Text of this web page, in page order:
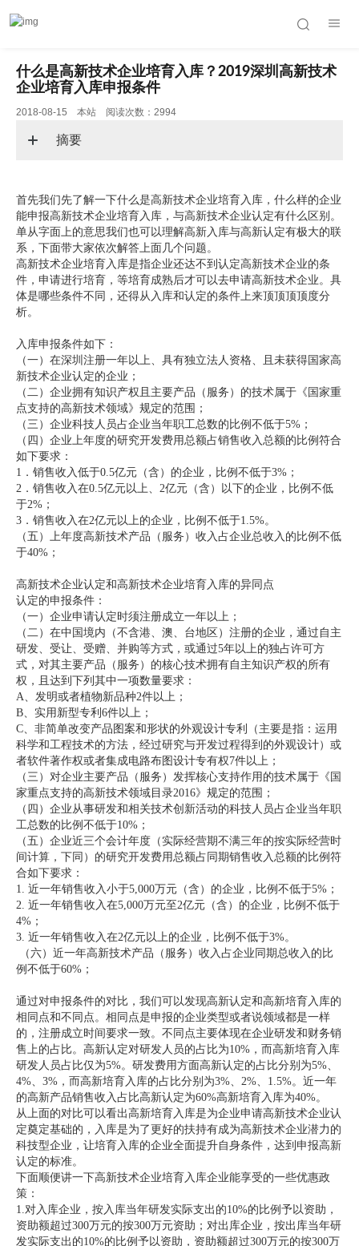
什么是高新技术企业培育入库？2019深圳高新技术
企业培育入库申报条件
2018-08-15 本站 阅读次数：2994
摘要
首先我们先了解一下什么是高新技术企业培育入库，什么样的企业
能申报高新技术企业培育入库，与高新技术企业认定有什么区别。
单从字面上的意思我们也可以理解高新入库与高新认定有极大的联
系，下面带大家依次解答上面几个问题。
高新技术企业培育入库是指企业还达不到认定高新技术企业的条
件，申请进行培育，等培育成熟后才可以去申请高新技术企业。具
体是哪些条件不同，还得从入库和认定的条件上来顶顶顶顶度分
析。
入库申报条件如下：
（一）在深圳注册一年以上、具有独立法人资格、且未获得国家高
新技术企业认定的企业；
（二）企业拥有知识产权且主要产品（服务）的技术属于《国家重
点支持的高新技术领域》规定的范围；
（三）企业科技人员占企业当年职工总数的比例不低于5%；
（四）企业上年度的研究开发费用总额占销售收入总额的比例符合
如下要求：
1．销售收入低于0.5亿元（含）的企业，比例不低于3%；
2．销售收入在0.5亿元以上、2亿元（含）以下的企业，比例不低
于2%；
3．销售收入在2亿元以上的企业，比例不低于1.5%。
（五）上年度高新技术产品（服务）收入占企业总收入的比例不低
于40%；
高新技术企业认定和高新技术企业培育入库的异同点
认定的申报条件：
（一）企业申请认定时须注册成立一年以上；
（二）在中国境内（不含港、澳、台地区）注册的企业，通过自主
研发、受让、受赠、并购等方式，或通过5年以上的独占许可方
式，对其主要产品（服务）的核心技术拥有自主知识产权的所有
权，且达到下列其中一项数量要求：
A、发明或者植物新品种2件以上；
B、实用新型专利6件以上；
C、非简单改变产品图案和形状的外观设计专利（主要是指：运用
科学和工程技术的方法，经过研究与开发过程得到的外观设计）或
者软件著作权或者集成电路布图设计专有权7件以上；
（三）对企业主要产品（服务）发挥核心支持作用的技术属于《国
家重点支持的高新技术领域目录2016》规定的范围；
（四）企业从事研发和相关技术创新活动的科技人员占企业当年职
工总数的比例不低于10%；
（五）企业近三个会计年度（实际经营期不满三年的按实际经营时
间计算，下同）的研究开发费用总额占同期销售收入总额的比例符
合如下要求：
1. 近一年销售收入小于5,000万元（含）的企业，比例不低于5%；
2. 近一年销售收入在5,000万元至2亿元（含）的企业，比例不低于
4%；
3. 近一年销售收入在2亿元以上的企业，比例不低于3%。
（六）近一年高新技术产品（服务）收入占企业同期总收入的比
例不低于60%；
通过对申报条件的对比，我们可以发现高新认定和高新培育入库的
相同点和不同点。相同点是申报的企业类型或者说领域都是一样
的，注册成立时间要求一致。不同点主要体现在企业研发和财务销
售上的占比。高新认定对研发人员的占比为10%，而高新培育入库
研发人员占比仅为5%。研发费用方面高新认定的占比分别为5%、
4%、3%，而高新培育入库的占比分别为3%、2%、1.5%。近一年
的高新产品销售收入占比高新认定为60%高新培育入库为40%。
从上面的对比可以看出高新培育入库是为企业申请高新技术企业认
定奠定基础的，入库是为了更好的扶持有成为高新技术企业潜力的
科技型企业，让培育入库的企业全面提升自身条件，达到申报高新
认定的标准。
下面顺便讲一下高新技术企业培育入库企业能享受的一些优惠政
策：
1.对入库企业，按入库当年研发实际支出的10%的比例予以资助，
资助额超过300万元的按300万元资助；对出库企业，按出库当年研
发实际支出的10%的比例予以资助，资助额超过300万元的按300万